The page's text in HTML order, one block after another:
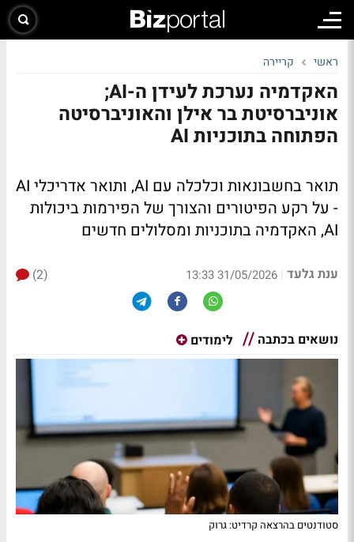
ראשי קריירה
האקדמיה נערכת לעידן ה-AI;
אוניברסיטת בר אילן והאוניברסיטה
הפתוחה בתוכניות AI
תואר בחשבונאות וכלכלה עם AI, ותואר אדריכלי AI
- על רקע הפיטורים והצורך של הפירמות ביכולות
AI, האקדמיה בתוכניות ומסלולים חדשים
ענת גלעד |
31/05/2026 13:33
(2)
נושאים בכתבה לימודים
סטודנטים בהרצאה קרדיט: גרוק